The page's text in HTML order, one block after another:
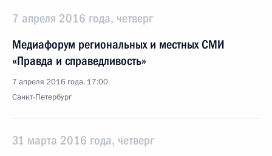
7 апреля 2016 года, четверг
Медиафорум региональных и местных СМИ
«Правда и справедливость»
7 апреля 2016 года, 17:00
Санкт-Петербург
31 марта 2016 года, четверг